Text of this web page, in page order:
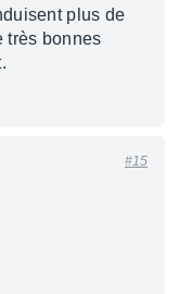
plus de
très bonnes
#15